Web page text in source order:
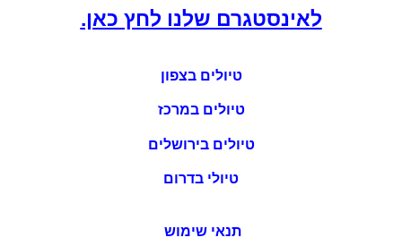
לאינסטגרם שלנו לחץ כאן.
טיולים בצפון
טיולים במרכז
טיולים בירושלים
טיולי בדרום
תנאי שימוש